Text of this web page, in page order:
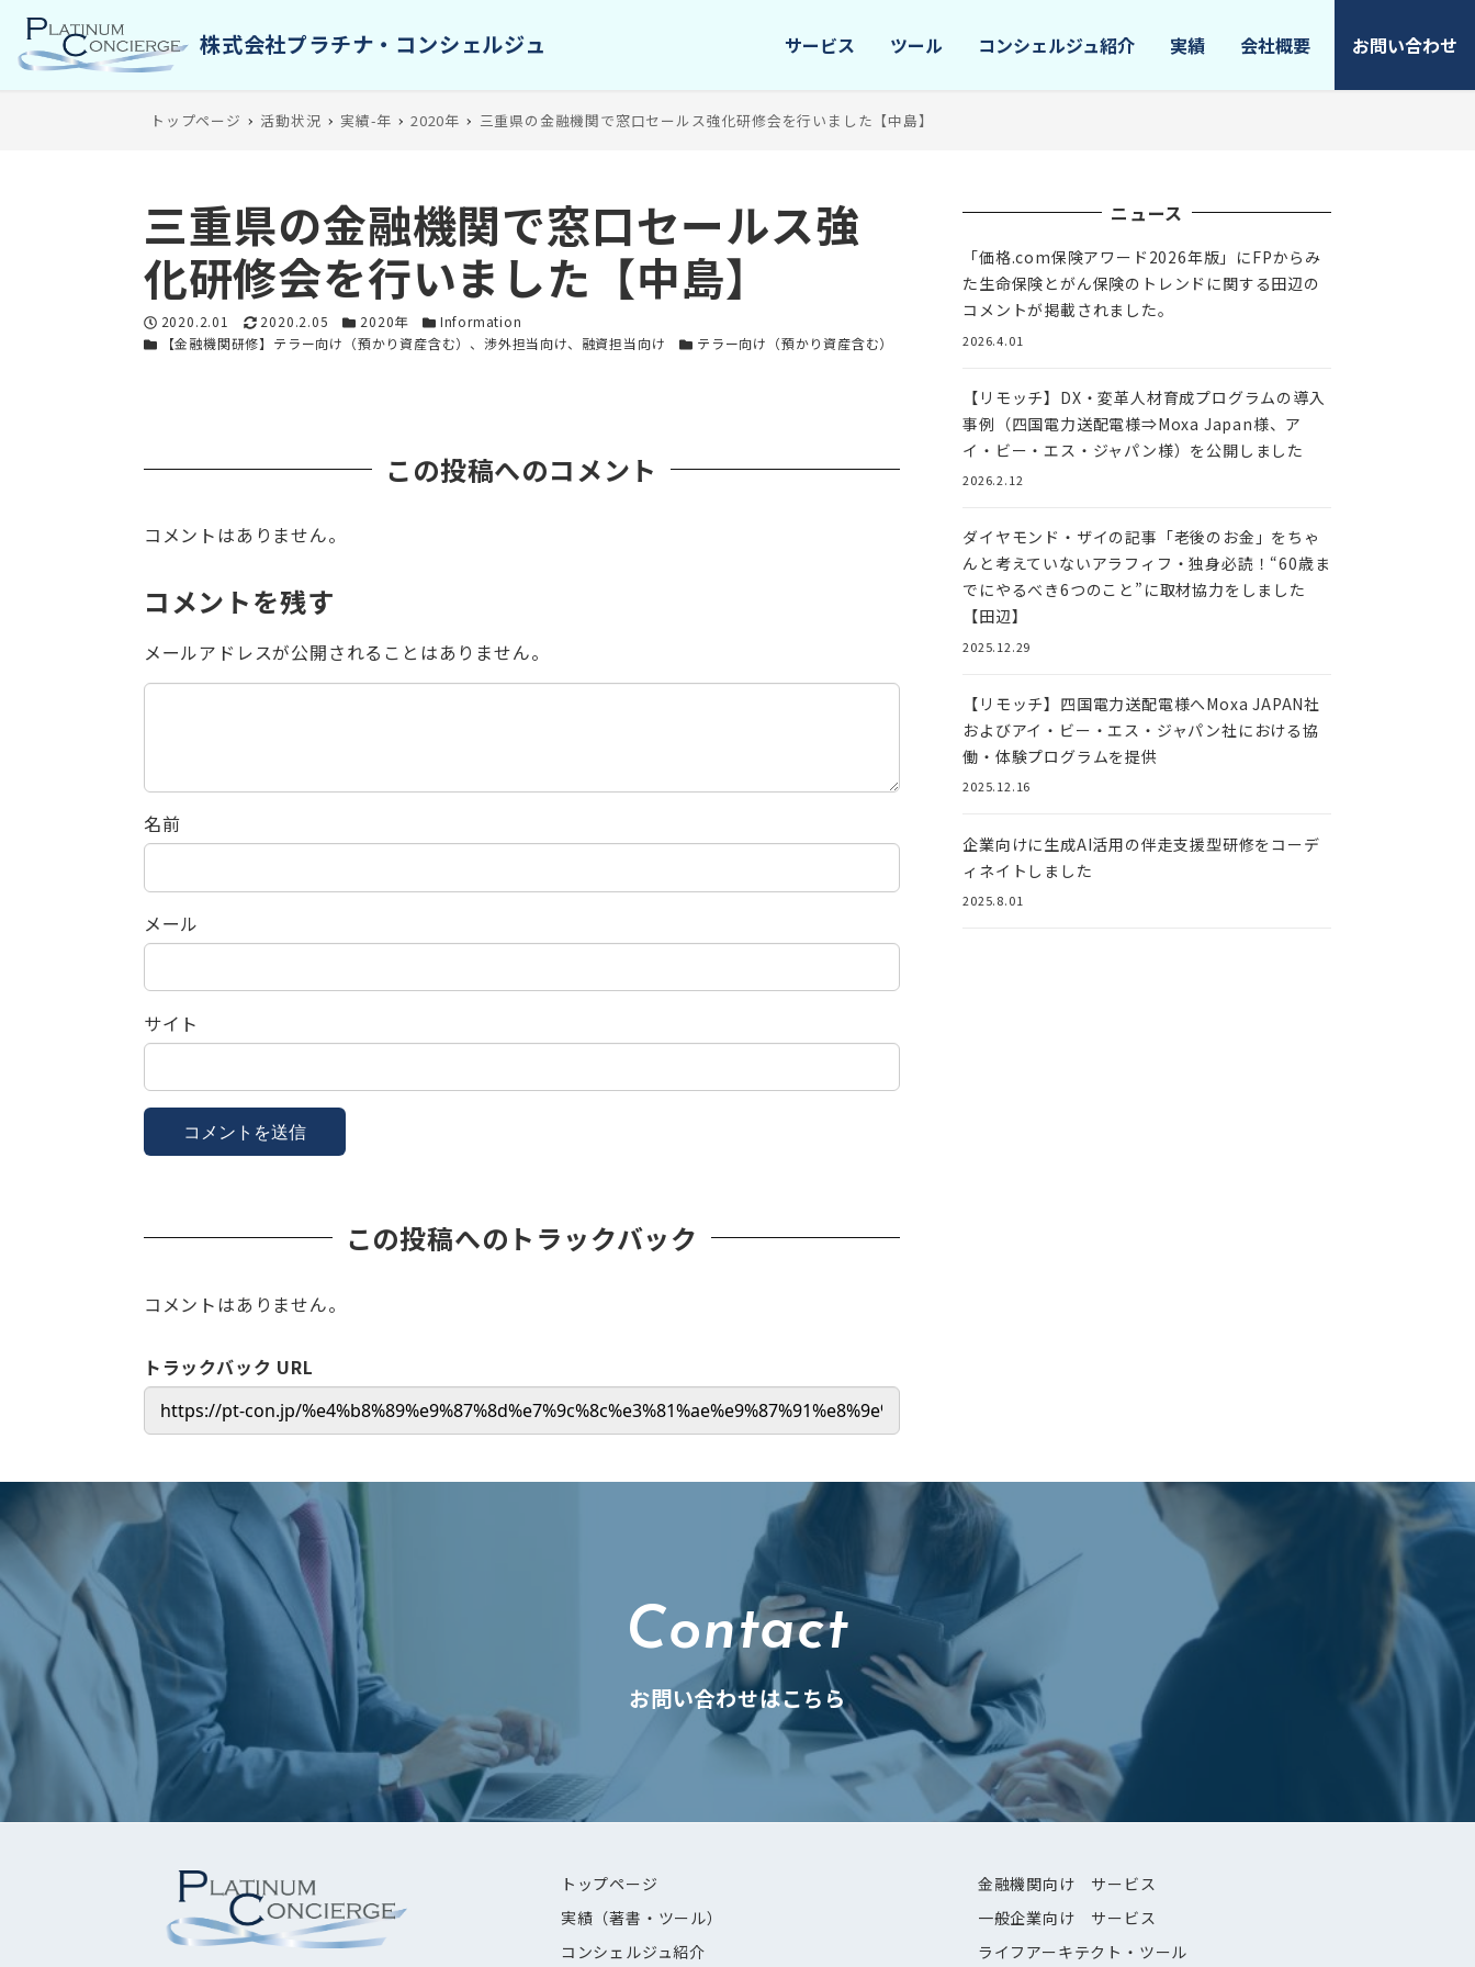
サービス ツール コンシェルジュ紹介 実績 会社概要 お問い合わせ
トップページ 活動状況 実績-年 2020年 三重県の金融機関で窓口セールス強化研修会を行いました【中島】
三重県の金融機関で窓口セールス強
化研修会を行いました【中島】
投稿日
2020.2.01 更新日
2020.2.05 カテゴリー
2020年 カテゴリー
Information
カテゴリー
【金融機関研修】テラー向け（預かり資産含む）、渉外担当向け、融資担当向け カテゴリー
テラー向け（預かり資産含む）
この投稿へのコメント
コメントはありません。
コメントを残す
メールアドレスが公開されることはありません。
名前
メール
サイト
この投稿へのトラックバック
コメントはありません。
トラックバック URL
ニュース
「価格.com保険アワード2026年版」にFPからみ
た生命保険とがん保険のトレンドに関する田辺の
コメントが掲載されました。
2026.4.01
【リモッチ】DX・変革人材育成プログラムの導入
事例（四国電力送配電様⇒Moxa Japan様、ア
イ・ビー・エス・ジャパン様）を公開しました
2026.2.12
ダイヤモンド・ザイの記事「老後のお金」をちゃ
んと考えていないアラフィフ・独身必読！“60歳ま
でにやるべき6つのこと”に取材協力をしました
【田辺】
2025.12.29
【リモッチ】四国電⼒送配電様へMoxa JAPAN社
およびアイ・ビー・エス・ジャパン社における協
働・体験プログラムを提供
2025.12.16
企業向けに生成AI活用の伴走支援型研修をコーデ
ィネイトしました
2025.8.01
Contact
お問い合わせはこちら
トップページ
実績（著書・ツール）
コンシェルジュ紹介
金融機関向け サービス
一般企業向け サービス
ライフアーキテクト・ツール